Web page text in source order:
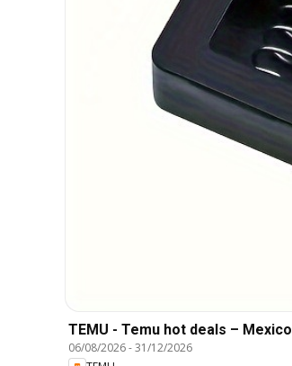
TEMU - Temu hot deals – Mexico
06/08/2026-31/12/2026